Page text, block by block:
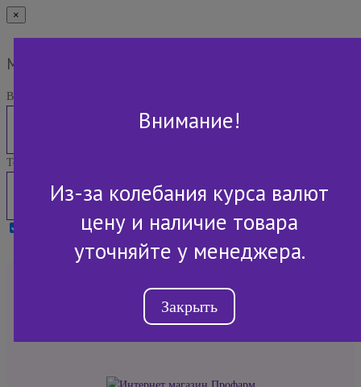
×
Мы Вам перезвоним
Ваше имя:
Телефон:
Я принимаю условия Политики конфиденциальности
+7 (843) 2-507-607
Внимание!
Из-за колебания курса валют
цену и наличие товара
уточняйте у менеджера.
Закрыть